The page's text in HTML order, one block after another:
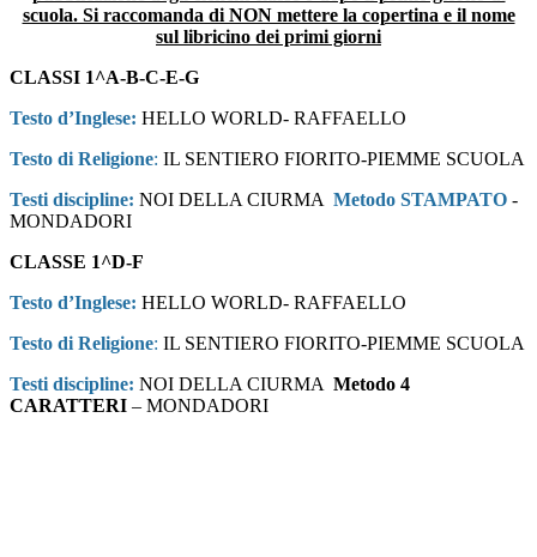
scuola. Si raccomanda di NON mettere la copertina e il nome
sul libricino dei primi giorni
CLASSI 1^A-B-C-E-G
Testo d’Inglese: HELLO WORLD- RAFFAELLO
Testo di Religione: IL SENTIERO FIORITO-PIEMME SCUOLA
Testi discipline: NOI DELLA CIURMA Metodo STAMPATO -
MONDADORI
CLASSE 1^D-F
Testo d’Inglese: HELLO WORLD- RAFFAELLO
Testo di Religione: IL SENTIERO FIORITO-PIEMME SCUOLA
Testi discipline: NOI DELLA CIURMA Metodo 4
CARATTERI – MONDADORI